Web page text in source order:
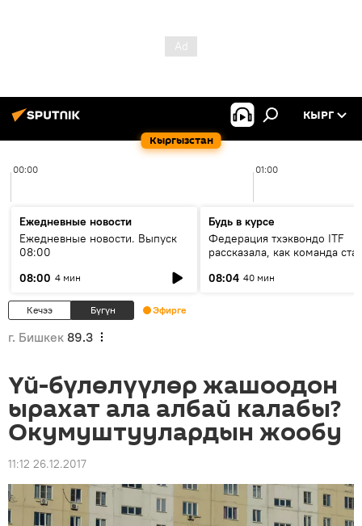
Кыргызстан
КЫРГ
00:00 01:00
Ежедневные новости
Ежедневные новости. Выпуск
08:00
08:00 4 мин
Будь в курсе
Федерация тхэквондо ITF
рассказала, как команда
08:04 40 мин
Кечээ Бүгүн Эфирге
г. Бишкек 89.3
Үй-бүлөлүүлөр жашоодон
ырахат ала албай калабы?
Окумуштуулардын жообу
11:12 26.12.2017